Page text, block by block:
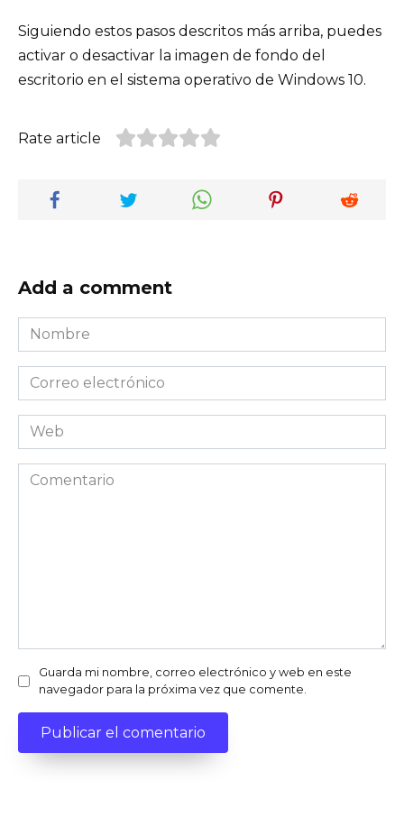
Siguiendo estos pasos descritos más arriba, puedes
activar o desactivar la imagen de fondo del
escritorio en el sistema operativo de Windows 10.
Rate article
Add a comment
Nombre
*
Correo
electrónico
*Web
Comentario
Guarda mi nombre, correo electrónico y web en este
navegador para la próxima vez que comente.